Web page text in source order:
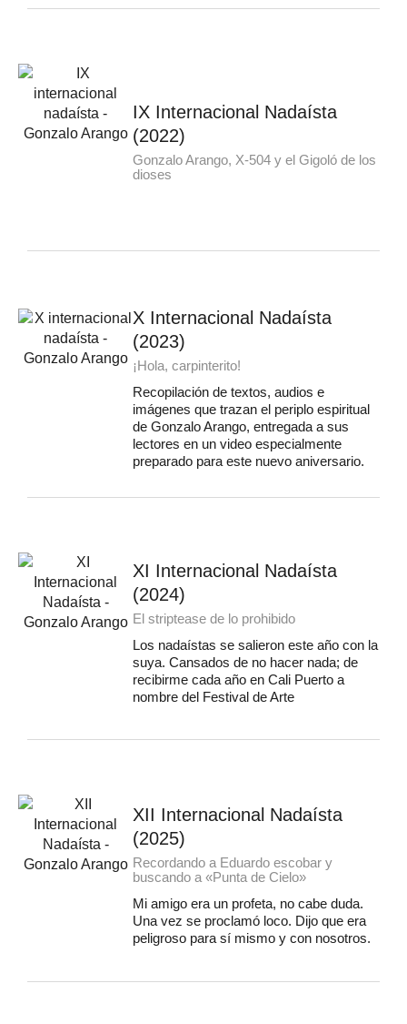
IX Internacional Nadaísta
(2022)
Gonzalo Arango, X-504 y el Gigoló de los
dioses
X Internacional Nadaísta
(2023)
¡Hola, carpinterito!
Recopilación de textos, audios e
imágenes que trazan el periplo espiritual
de Gonzalo Arango, entregada a sus
lectores en un video especialmente
preparado para este nuevo aniversario.
XI Internacional Nadaísta
(2024)
El striptease de lo prohibido
Los nadaístas se salieron este año con la
suya. Cansados de no hacer nada; de
recibirme cada año en Cali Puerto a
nombre del Festival de Arte
XII Internacional Nadaísta
(2025)
Recordando a Eduardo escobar y
buscando a «Punta de Cielo»
Mi amigo era un profeta, no cabe duda.
Una vez se proclamó loco. Dijo que era
peligroso para sí mismo y con nosotros.